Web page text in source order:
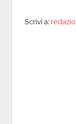
Scrivi a: